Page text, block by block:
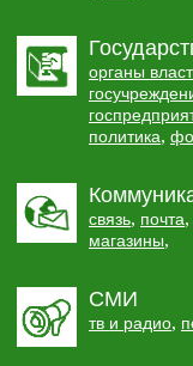
органы
политика,
связь, почта,
магазины,
СМИ
тв и радио,